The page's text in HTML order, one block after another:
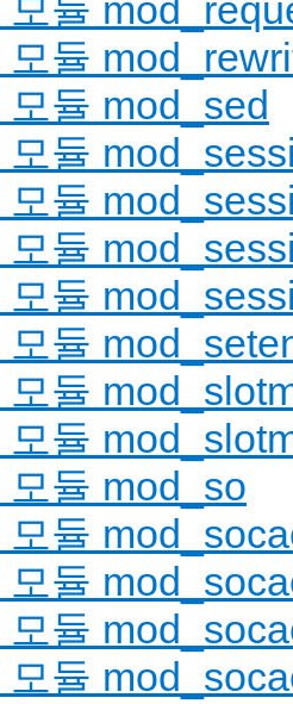
모듈
모듈
모듈 mod_sed
모듈
모듈
모듈
모듈
모듈
모듈
모듈
모듈 mod_so
모듈
모듈
모듈
모듈